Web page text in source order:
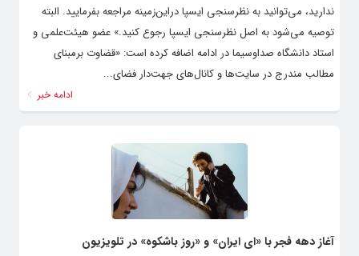
ندارید، می‌توانید به نظرسنجی ایسپا در‌این‌زمینه مراجعه بفرمایید. البته
توصیه می‌شود به اصل نظرسنجی ایسپا رجوع کنید.» عضو هیئت‌علمی و
استاد دانشگاه صداوسیما در ادامه اضافه کرده است: «قضاوت برمبنای
مطالب مندرج در سایت‌ها و کانال‌های جهت‌دار فضای...
ادامه خبر
آغاز دهه‌ فجر با «ای ایران» و «روز باشکوه» در تلویزیون